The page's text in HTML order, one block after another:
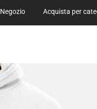
Negozio Acquista per